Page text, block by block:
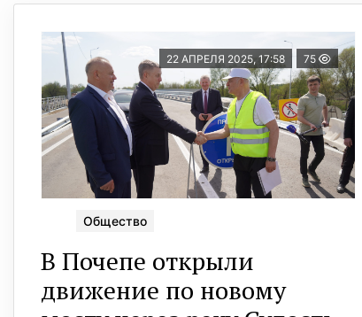
22 АПРЕЛЯ 2025, 17:58 75
Общество
В Почепе открыли
движение по новому